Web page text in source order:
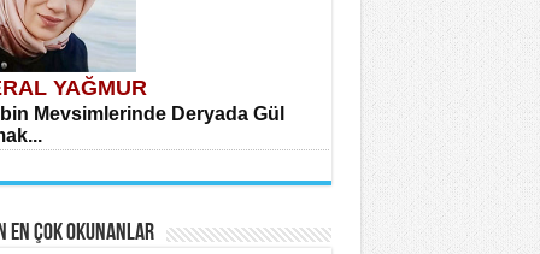
YAĞMUR
Mevsimlerinde Deryada Gül
EN ÇOK OKUNANLAR